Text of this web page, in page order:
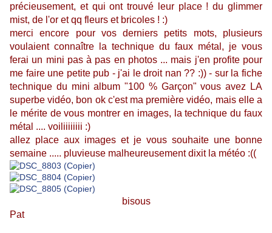
précieusement, et qui ont trouvé leur place ! du glimmer
mist, de l'or et qq fleurs et bricoles ! :)
merci encore pour vos derniers petits mots, plusieurs
voulaient connaître la technique du faux métal, je vous
ferai un mini pas à pas en photos ... mais j'en profite pour
me faire une petite pub - j'ai le droit nan ?? :)) - sur la fiche
technique du mini album "100 % Garçon" vous avez LA
superbe vidéo, bon ok c'est ma première vidéo, mais elle a
le mérite de vous montrer en images, la technique du faux
métal .... voiliiiiiiii :)
allez place aux images et je vous souhaite une bonne
semaine ..... pluvieuse malheureusement dixit la météo :((
bisous
Pat